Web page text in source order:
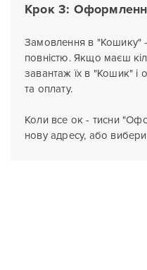
Крок 3:
Замовлення в "Кошику"
повністю. Якщо маєш
завантаж їх в "Кошик" і
та оплату.
Коли все ок - тисни
нову адресу, або вибери